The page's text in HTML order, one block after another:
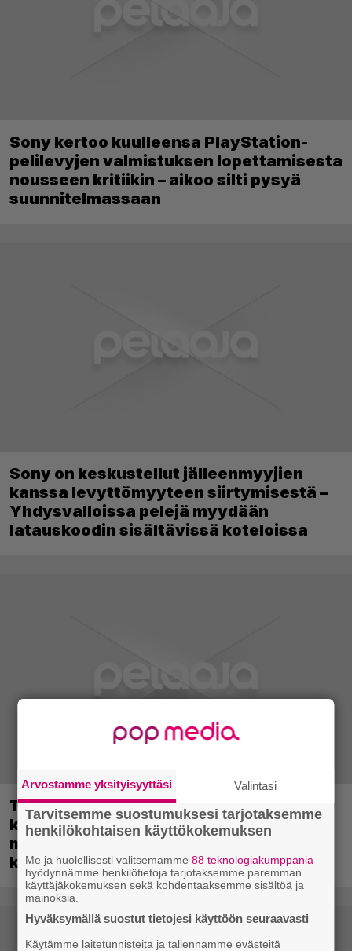
Sony kertoo kuulleensa PlayStation-
pelilevyjen valmistuksen lopettamisesta
nousseen kritiikin – aikoo silti pysyä
suunnitelmassaan
Sony on keskustellut jälleenmyyjien
kanssa levyttömyyteen siirtymisestä –
Yhdysvalloissa pelejä myydään
latauskoodin sisältävissä koteloissa
Tulevassa ajopelissä voi kokea
kyytipalveluyrittäjän arjen – jokaisella
matkustajalla on oma hulvaton,
koskettava tai outo tarinansa
Arvostamme yksityisyyttäsi Valintasi
Tarvitsemme suostumuksesi tarjotaksemme
henkilökohtaisen käyttökokemuksen
Me ja huolellisesti valitsemamme88 teknologiakumppania
hyödynnämme henkilötietoja tarjotaksemme paremman
käyttäjäkokemuksen sekä kohdentaaksemme sisältöä ja
mainoksia.
Hyväksymällä suostut tietojesi käyttöön seuraavasti
Käytämme laitetunnisteita ja tallennamme evästeitä